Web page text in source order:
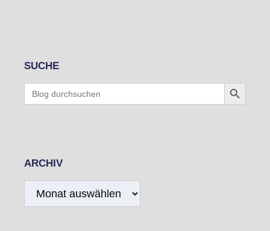
SUCHE
Search
for:
Search Button
ARCHIV